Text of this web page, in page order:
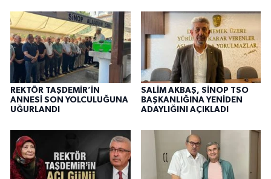
REKTÖR TAŞDEMİR’İN
ANNESİ SON YOLCULUĞUNA
UĞURLANDI
SALİM AKBAŞ, SİNOP TSO
BAŞKANLIĞINA YENİDEN
ADAYLIĞINI AÇIKLADI